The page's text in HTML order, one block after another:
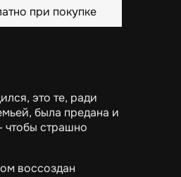
при покупке
это те, ради
была предана и
чтобы страшно
воссоздан